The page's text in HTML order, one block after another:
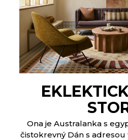
Ona je Australanka s
čistokrevný Dán s adresou